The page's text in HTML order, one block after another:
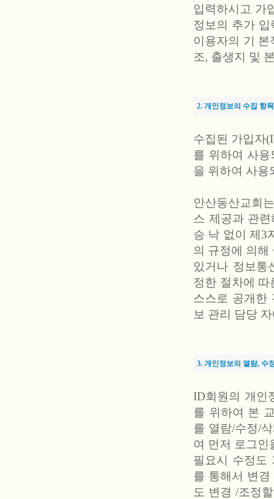
입력하시고 가
정보의 추가
이용자의 기
조, 출생지 및
2. 개인정보의 수집 항
수집된 가입자
를 위하여 사
을 위하여 사용
안산동산교회
스 제공과 관
승 낙 없이 제3
의 규정에 의해
있거나 정보통
정한 절차에
스스로 공개한
보 관리 담당
3. 개인정보의 열람, 수
ID회원의 개인
를 위하여 본
를 열람/수정/
여 먼저 로그인
필요시 수정도
를 통해서 변
도 변경 /조정